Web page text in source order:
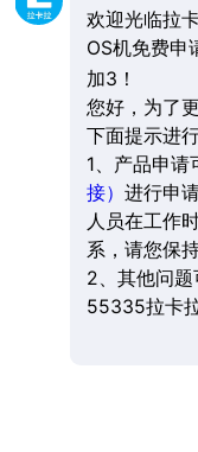
欢迎光临拉
OS机免费申
加3！
您好，为了
下面提示进
1、产品申请
接） 进行申
人员在工作
系，请您保
2、其他问
55335拉卡